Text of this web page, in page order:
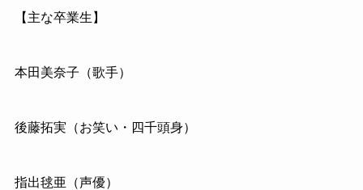
【主な卒業生】
本田美奈子（歌手）
後藤拓実（お笑い・四千頭身）
指出毬亜（声優）